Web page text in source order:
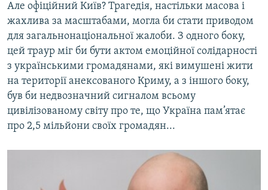
Але офіційний Київ? Трагедія, настільки масова і
жахлива за масштабами, могла би стати приводом
для загальнонаціональної жалоби. З одного боку,
цей траур міг би бути актом емоційної солідарності
з українськими громадянами, які вимушені жити
на території анексованого Криму, а з іншого боку,
був би недвозначний сигналом всьому
цивілізованому світу про те, що Україна пам’ятає
про 2,5 мільйони своїх громадян...